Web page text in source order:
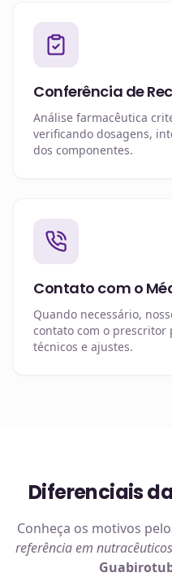
Conferência de
Análise farmacêutica
verificando dosagens,
dos componentes.
Contato com o
Quando necessário,
contato com o prescritor
técnicos e ajustes.
Diferenciais
Conheça os motivos
referência em nutracêuticos